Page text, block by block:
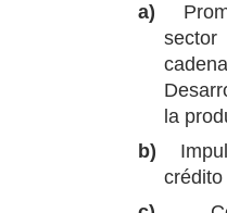
a)
la
b)